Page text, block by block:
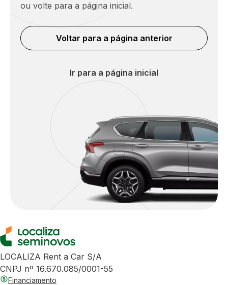
ou volte para a página inicial.
Voltar para a página anterior
Ir para a página inicial
LOCALIZA Rent a Car S/A
CNPJ nº 16.670.085/0001-55
Financiamento